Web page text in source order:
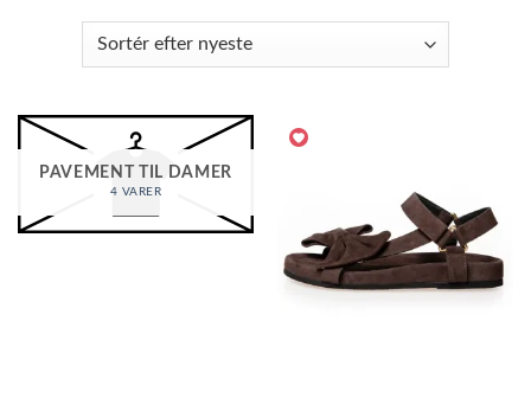
PAVEMENT TIL DAMER
4 VARER